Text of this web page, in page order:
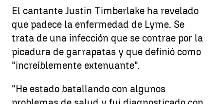
El cantante Justin Timberlake ha revelado
que padece la enfermedad de Lyme. Se
trata de una infección que se contrae por la
picadura de garrapatas y que definió como
"increíblemente extenuante".
"He estado batallando con algunos